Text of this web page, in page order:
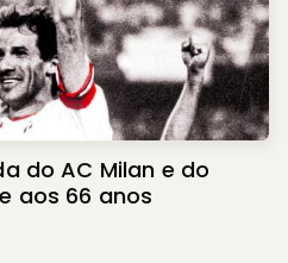
do AC Milan e do
aos 66 anos